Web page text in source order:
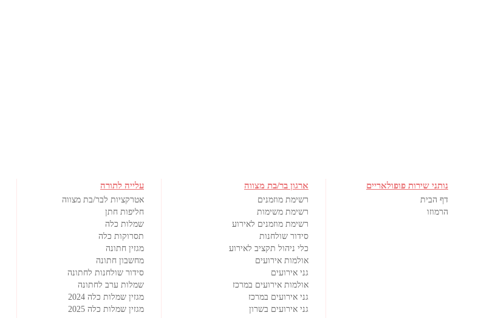
נותני שירות פופולאריים
דף הבית
הרמוזו
ארגון בר/בת מצווה
רשימת מוזמנים
רשימת משימות
רשימת מוזמנים לאירוע
סידור שולחנות
כלי ניהול תקציב לאירוע
אולמות אירועים
גני אירועים
אולמות אירועים במרכז
גני אירועים במרכז
גני אירועים בשרון
עלייה לתורה
אטרקציות לבר/בת מצווה
חליפות חתן
שמלות כלה
תסרוקות כלה
מגזין חתונה
מחשבון חתונה
סידור שולחנות לחתונה
שמלות ערב לחתונה
מגזין שמלות כלה 2024
מגזין שמלות כלה 2025